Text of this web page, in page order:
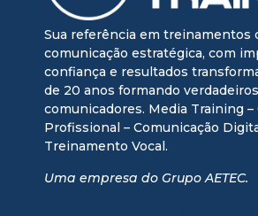
Sua referência em treinamentos
comunicação estratégica, com
confiança e resultados
de 20 anos formando verdadeiros
comunicadores. Media Training –
Profissional – Comunicação
Treinamento Vocal.
Uma empresa do Grupo AETEC.